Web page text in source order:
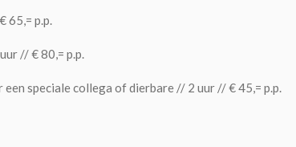
65,= p.p.
// € 80,= p.p.
speciale collega of dierbare // 2 uur // € 45,= p.p.